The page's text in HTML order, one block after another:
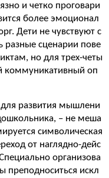
и четко проговари
более эмоционал
Дети не чувствуют с
разные сценарии пове
но для трех-четы
коммуникативный оп
развития мышлени
– не меша
символическая
от наглядно-дейс
организова
преподноситься искл